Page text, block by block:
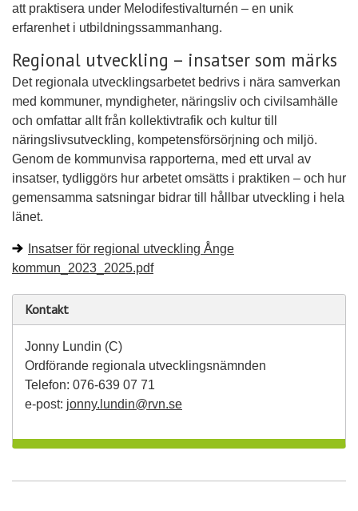
att praktisera under Melodifestivalturnén – en unik
erfarenhet i utbildningssammanhang.
Regional utveckling – insatser som märks
Det regionala utvecklingsarbetet bedrivs i nära samverkan
med kommuner, myndigheter, näringsliv och civilsamhälle
och omfattar allt från kollektivtrafik och kultur till
näringslivsutveckling, kompetensförsörjning och miljö.
Genom de kommunvisa rapporterna, med ett urval av
insatser, tydliggörs hur arbetet omsätts i praktiken – och hur
gemensamma satsningar bidrar till hållbar utveckling i hela
länet.
Insatser för regional utveckling Ånge
kommun_2023_2025.pdf
Kontakt
Jonny Lundin (C)
Ordförande regionala utvecklingsnämnden
Telefon: 076-639 07 71
e-post: jonny.lundin@rvn.se